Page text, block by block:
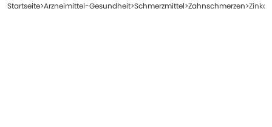
Startseite Arzneimittel-Gesundheit Schmerzmittel Zahnschmerzen